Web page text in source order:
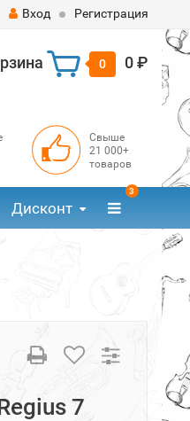
Вход Регистрация
0 0 ₽
Свыше
21 000+
товаров
Дисконт
3
7